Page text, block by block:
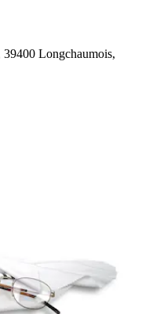
Longchaumois,